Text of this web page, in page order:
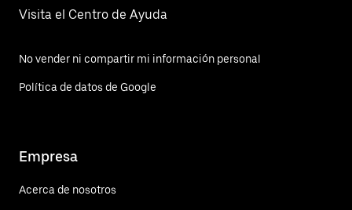
Visita el Centro de Ayuda
No vender ni compartir mi información personal
Política de datos de Google
Empresa
Acerca de nosotros